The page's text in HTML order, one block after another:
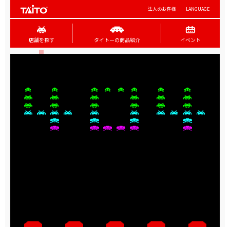
法人のお客様 LANGUAGE
店舗を探す タイトーの商品紹介 イベント